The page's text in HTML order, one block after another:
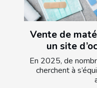
Vente de
un site
En 2025, de
cherchent à